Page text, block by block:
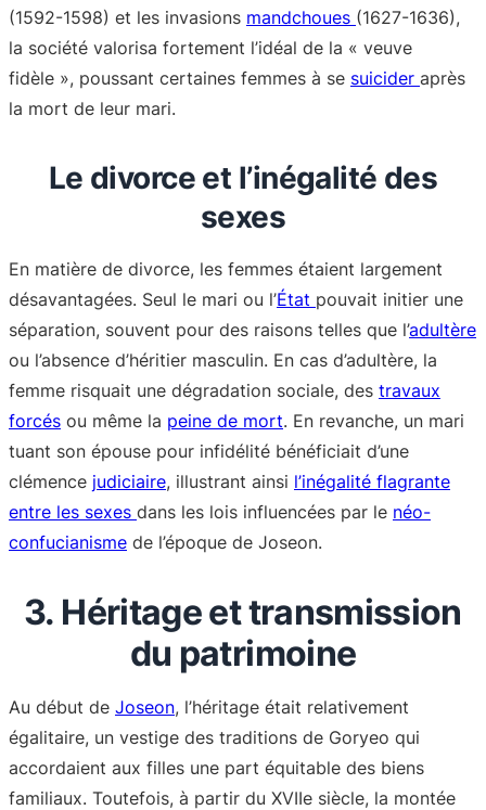
(1592-1598) et les invasions mandchoues (1627-1636),
la société valorisa fortement l’idéal de la « veuve
fidèle », poussant certaines femmes à se suicider après
la mort de leur mari.
Le divorce et l’inégalité des
sexes
En matière de divorce, les femmes étaient largement
désavantagées. Seul le mari ou l’État pouvait initier une
séparation, souvent pour des raisons telles que l’adultère
ou l’absence d’héritier masculin. En cas d’adultère, la
femme risquait une dégradation sociale, des travaux
forcés ou même la peine de mort. En revanche, un mari
tuant son épouse pour infidélité bénéficiait d’une
clémence judiciaire, illustrant ainsi l’inégalité flagrante
entre les sexes dans les lois influencées par le néo-
confucianisme de l’époque de Joseon.
3. Héritage et transmission
du patrimoine
Au début de Joseon, l’héritage était relativement
égalitaire, un vestige des traditions de Goryeo qui
accordaient aux filles une part équitable des biens
familiaux. Toutefois, à partir du XVIIe siècle, la montée